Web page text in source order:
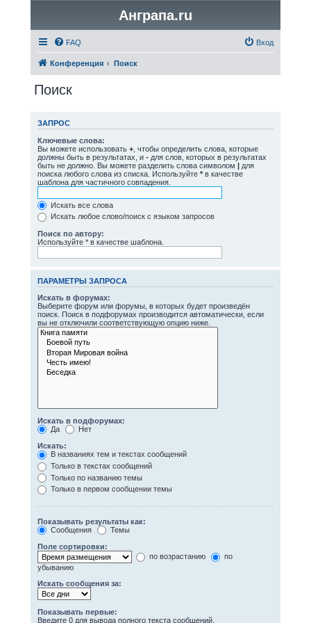
Анграпа.ru
FAQ Вход
Конференция Поиск
Поиск
ЗАПРОС
Ключевые слова:
Вы можете использовать +, чтобы определить слова, которые
должны быть в результатах, и -для слов, которых в результатах
быть не должно. Вы можете разделить слова символом |для
поиска любого слова из списка. Используйте *в качестве
шаблона для частичного совпадения.
Искать все слова
Искать любое слово/поиск с языком запросов
Поиск по автору:
Используйте * в качестве шаблона.
ПАРАМЕТРЫ ЗАПРОСА
Искать в форумах:
Выберите форум или форумы, в которых будет произведён
поиск. Поиск в подфорумах производится автоматически, если
вы не отключили соответствующую опцию ниже.
Искать в подфорумах:
Да
Нет
Искать:
В названиях тем и текстах сообщений
Только в текстах сообщений
Только по названию темы
Только в первом сообщении темы
Показывать результаты как:
Сообщения
Темы
Поле сортировки:
по возрастанию
по
убыванию
Искать сообщения за:
Показывать первые:
Введите 0 для вывода полного текста сообщений.